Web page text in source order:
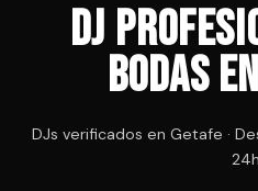
DJ
Bodas en
DJs verificados en Getafe ·
24h